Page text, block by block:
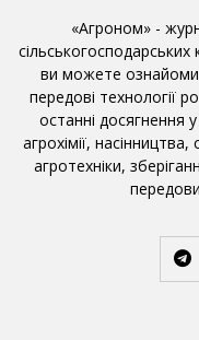
«Агроном» -
ви можете
передові технології
останні досягнення
агрохімії,
агротехніки,